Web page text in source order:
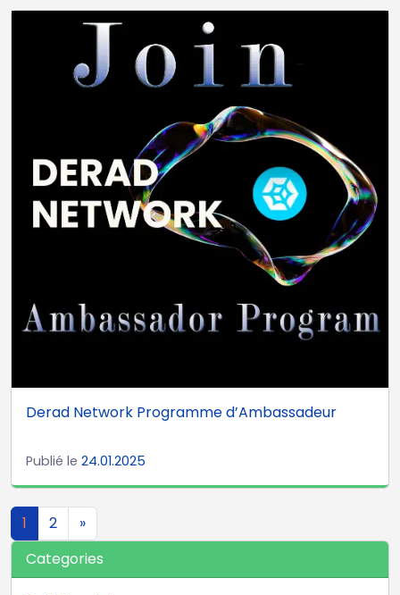
Derad Network Programme d’Ambassadeur
Publié le 24.01.2025
Navigation dans les
1 2
»
Categories